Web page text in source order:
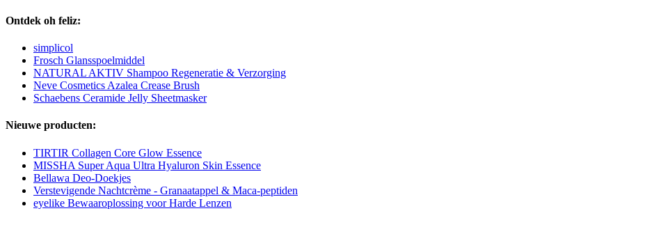
Ontdek oh feliz:
simplicol
Frosch Glansspoelmiddel
NATURAL AKTIV Shampoo Regeneratie & Verzorging
Neve Cosmetics Azalea Crease Brush
Schaebens Ceramide Jelly Sheetmasker
Nieuwe producten:
TIRTIR Collagen Core Glow Essence
MISSHA Super Aqua Ultra Hyaluron Skin Essence
Bellawa Deo-Doekjes
Verstevigende Nachtcrème - Granaatappel & Maca-peptiden
eyelike Bewaaroplossing voor Harde Lenzen